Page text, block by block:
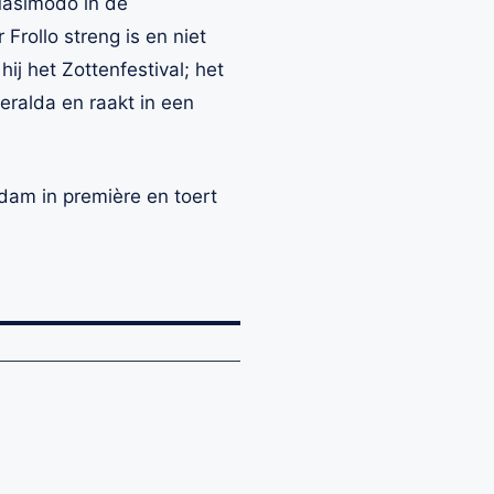
Frollo streng is en niet
het Zottenfestival; het
en raakt in een
in première en toert